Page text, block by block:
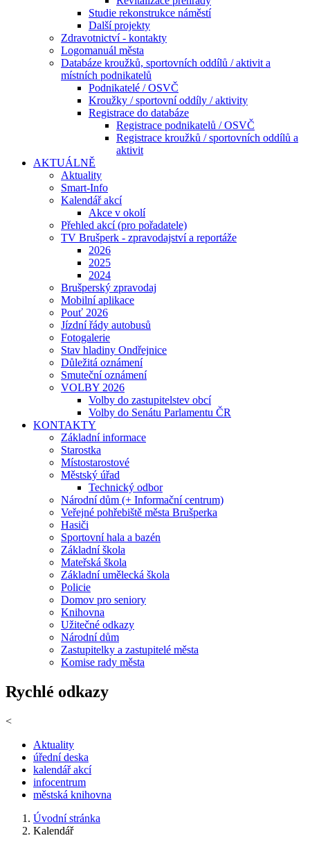
Studie rekonstrukce náměstí
Další projekty
Zdravotnictví - kontakty
Logomanuál města
Databáze kroužků, sportovních oddílů / aktivit a
místních podnikatelů
Podnikatelé / OSVČ
Kroužky / sportovní oddíly / aktivity
Registrace do databáze
Registrace podnikatelů / OSVČ
Registrace kroužků / sportovních oddílů a
aktivit
AKTUÁLNĚ
Aktuality
Smart-Info
Kalendář akcí
Akce v okolí
Přehled akcí (pro pořadatele)
TV Brušperk - zpravodajství a reportáže
2026
2025
2024
Brušperský zpravodaj
Mobilní aplikace
Pouť 2026
Jízdní řády autobusů
Fotogalerie
Stav hladiny Ondřejnice
Důležitá oznámení
Smuteční oznámení
VOLBY 2026
Volby do zastupitelstev obcí
Volby do Senátu Parlamentu ČR
KONTAKTY
Základní informace
Starostka
Místostarostové
Městský úřad
Technický odbor
Národní dům (+ Informační centrum)
Veřejné pohřebiště města Brušperka
Hasiči
Sportovní hala a bazén
Základní škola
Mateřská škola
Základní umělecká škola
Policie
Domov pro seniory
Knihovna
Užitečné odkazy
Národní dům
Zastupitelky a zastupitelé města
Komise rady města
Rychlé odkazy
<
Aktuality
úřední deska
kalendář akcí
infocentrum
městská knihovna
Úvodní stránka
Kalendář